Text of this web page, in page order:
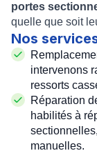
portes
quelle que soit
Nos
intervenons
ressorts
Réparation
habilités à
manuelles.